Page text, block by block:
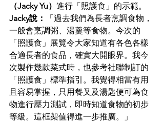
（Jacky Yu） 進行「照護食」的示範。
Jacky說：
「過去我們為長者烹調食物，
一般會烹調粥、湯羹等食物。今次的
「照護食」展覽令大家知道有各色各樣
合適長者的食品，確實大開眼界。我今
次製作幾款菜式時，也參考社聯制訂的
「照護食」標準指引。我覺得相當有用
且容易掌握，只用餐叉及湯匙便可為食
物進行壓力測試，即時知道食物的初步
等級。這框架值得進一步推廣。」